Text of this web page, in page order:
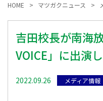
HOME マツガクニュース
吉田校長が南海
VOICE」に出演
2022.09.26 メディア情報